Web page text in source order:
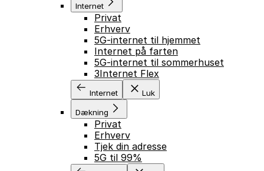
Internet
Privat
Erhverv
5G-internet til hjemmet
Internet på farten
5G-internet til sommerhuset
3Internet Flex
Internet Luk
Dækning
Privat
Erhverv
Tjek din adresse
5G til 99%